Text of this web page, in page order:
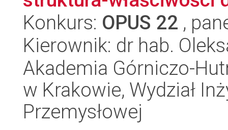
Konkurs: OPUS 22 ,
Kierownik: dr hab.
Akademia Górniczo-
w Krakowie, Wydział
Przemysłowej